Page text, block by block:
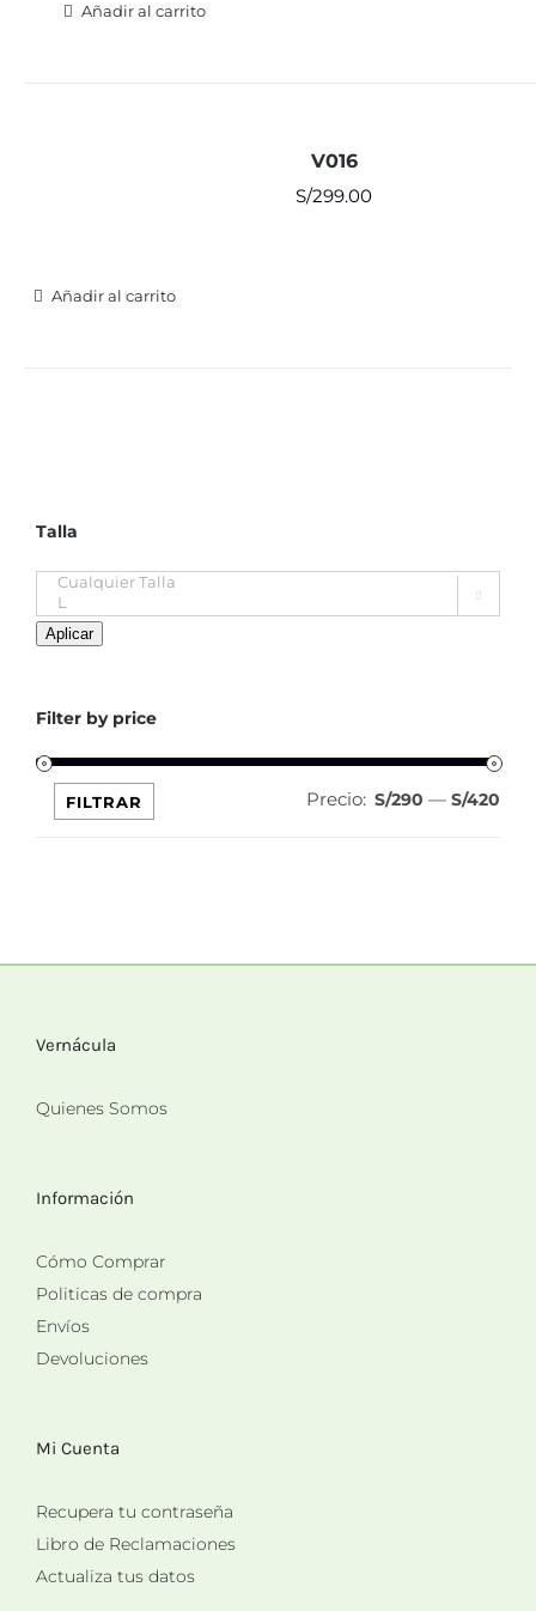
Añadir al carrito
V016
S/299.00
Añadir al carrito
Talla

Aplicar
Filter by price
FILTRAR Precio: S/290 — S/420
Vernácula
Quienes Somos
Información
Cómo Comprar
Politicas de compra
Envíos
Devoluciones
Mi Cuenta
Recupera tu contraseña
Libro de Reclamaciones
Actualiza tus datos